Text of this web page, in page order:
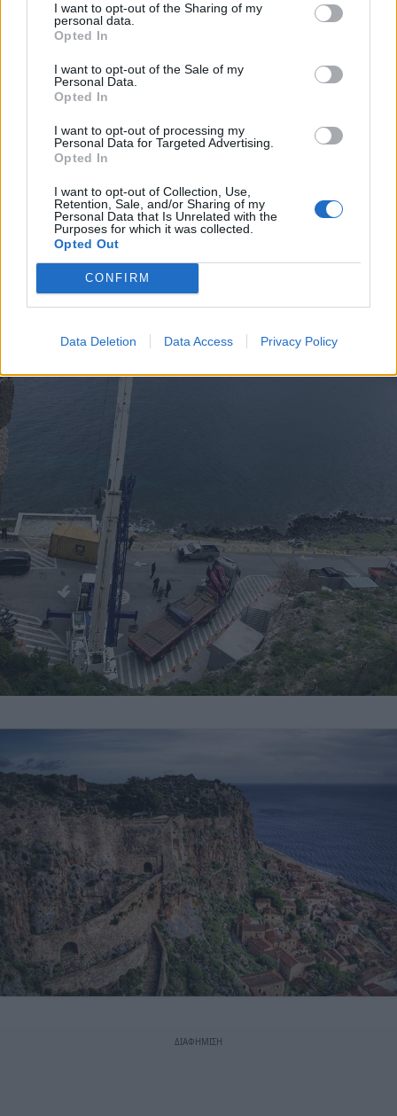
I want to opt-out of the Sharing of my
personal data.
Opted In
I want to opt-out of the Sale of my
Personal Data.
Opted In
I want to opt-out of processing my
Personal Data for Targeted Advertising.
Opted In
I want to opt-out of Collection, Use,
Retention, Sale, and/or Sharing of my
Personal Data that Is Unrelated with the
Purposes for which it was collected.
Opted Out
CONFIRM
Data Deletion Data Access Privacy Policy